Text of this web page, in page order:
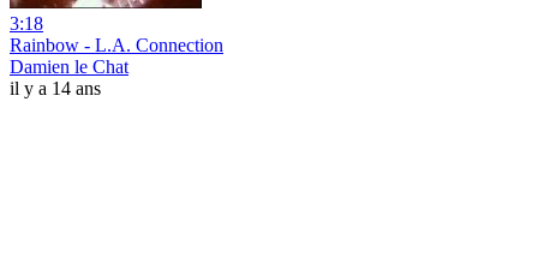
3:18
Rainbow - L.A. Connection
Damien le Chat
il y a 14 ans